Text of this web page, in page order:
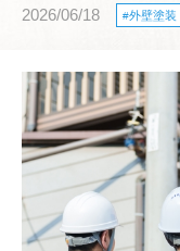
2026/06/18 外壁塗装